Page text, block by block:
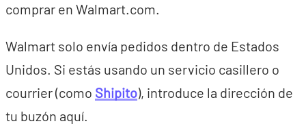
comprar en Walmart.com.
Walmart solo envía pedidos dentro de Estados
Unidos. Si estás usando un servicio casillero o
courrier (como Shipito), introduce la dirección de
tu buzón aquí.